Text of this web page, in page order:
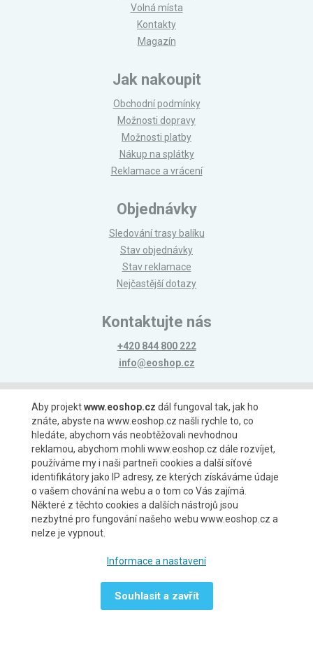
Volná místa
Kontakty
Magazín
Jak nakoupit
Obchodní podmínky
Možnosti dopravy
Možnosti platby
Nákup na splátky
Reklamace a vrácení
Objednávky
Sledování trasy balíku
Stav objednávky
Stav reklamace
Nejčastější dotazy
Kontaktujte nás
+420 844 800 222
info@eoshop.cz
Možnosti platby
Možnosti dopravy
Aby projektwww.eoshop.cz dál fungoval tak, jak ho
znáte, abyste na www.eoshop.cz našli rychle to, co
hledáte, abychom vás neobtěžovali nevhodnou
reklamou, abychom mohli www.eoshop.cz dále rozvíjet,
používáme my i naši partneři cookies a další síťové
identifikátory jako IP adresy, ze kterých získáváme údaje
o vašem chování na webu a o tom co Vás zajímá.
Některé z těchto cookies a dalších nástrojů jsou
nezbytné pro fungování našeho webu www.eoshop.cz a
nelze je vypnout.
Informace a nastavení
Souhlasit a zavřít